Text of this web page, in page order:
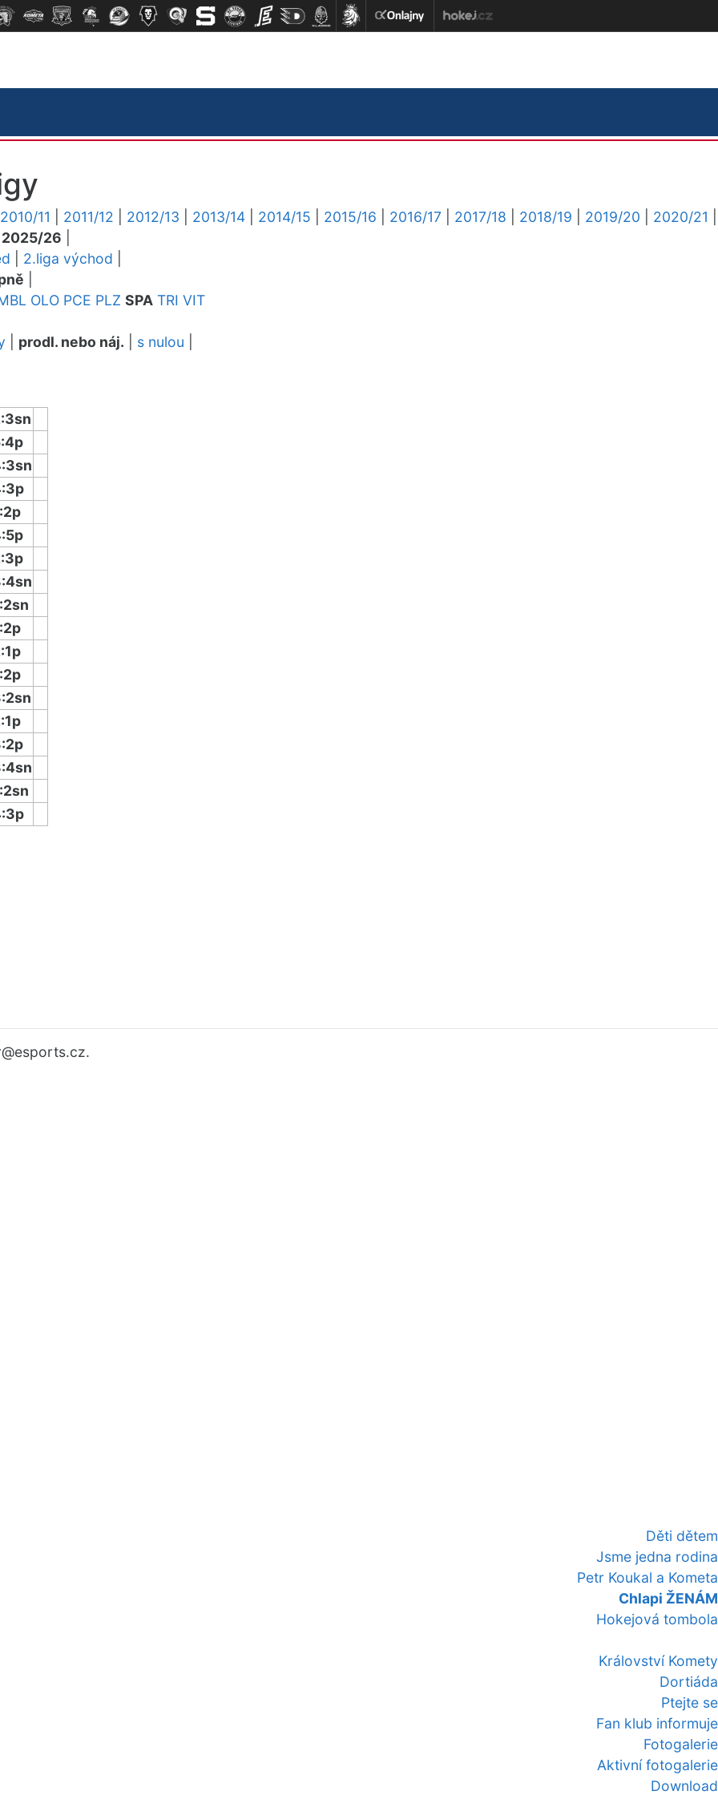
Děti dětem
Jsme jedna rodina
Petr Koukal a Kometa
Chlapi ŽENÁM
Hokejová tombola
Království Komety
Dortiáda
Ptejte se
Fan klub informuje
Fotogalerie
Aktivní fotogalerie
Download
2010/11 2011/12 2012/13 2013/14 2014/15 2015/16 2016/17 2017/18 2018/19 2019/20 2020/21
2025/26
2.liga východ
OLO PCE PLZ SPA TRI VIT
prodl. nebo náj. s nulou
@esports.cz.